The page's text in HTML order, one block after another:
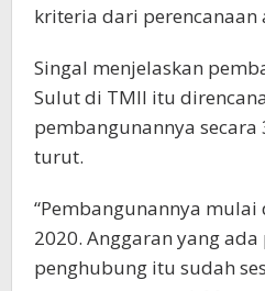
kriteria dari perencanaan
Singal menjelaskan
Sulut di TMII itu
pembangunannya
turut.
“Pembangunannya
2020. Anggaran yang
penghubung itu sudah